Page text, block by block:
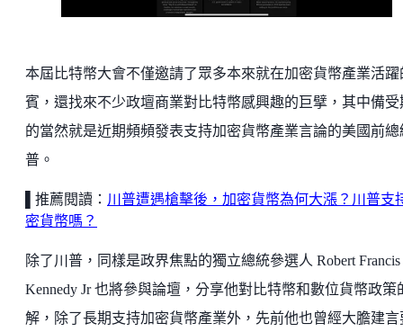
本屆比特幣大會不僅邀請了眾多本來就在加密貨幣產業活躍
賓，還找來不少政壇商業對比特幣感興趣的巨擘，其中備受
的當然就是近期頻頻發表支持加密貨幣產業言論的美國前總
普。
▌推薦閱讀： 川普遭遇槍擊後，加密貨幣為何大漲？川普支
密貨幣嗎？
除了川普，同樣是政界焦點的獨立總統參選人 Robert Francis
Kennedy Jr 也將參與論壇，分享他對比特幣和數位貨幣政策
解，除了長期支持加密貨幣產業外，先前他也曾經大膽建言